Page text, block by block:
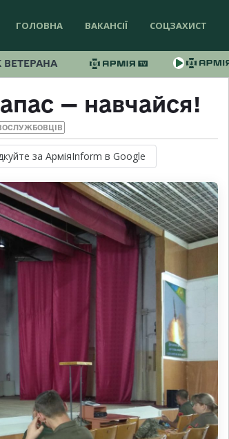
ГОЛОВНА ВАКАНСІЇ СОЦЗАХИСТ
ВЕТЕРАНА
— навчайся!
за АрміяInform в Google